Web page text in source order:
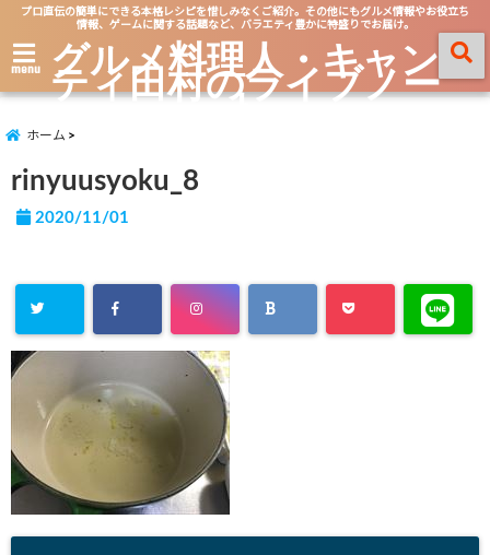
プロ直伝の簡単にできる本格レシピを惜しみなくご紹介。その他にもグルメ情報やお役立ち
情報、ゲームに関する話題など、バラエティ豊かに特盛りでお届け。
menu グルメ料理人・キャン
ティ田村のライブノー
ト
ホーム
rinyuusyoku_8
2020/11/01